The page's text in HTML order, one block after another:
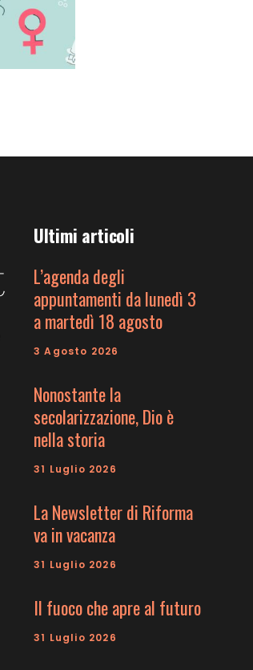
Ultimi articoli
L’agenda degli
appuntamenti da lunedì 3
a martedì 18 agosto
3 Agosto 2026
Nonostante la
secolarizzazione, Dio è
nella storia
31 Luglio 2026
La Newsletter di Riforma
va in vacanza
31 Luglio 2026
Il fuoco che apre al futuro
31 Luglio 2026